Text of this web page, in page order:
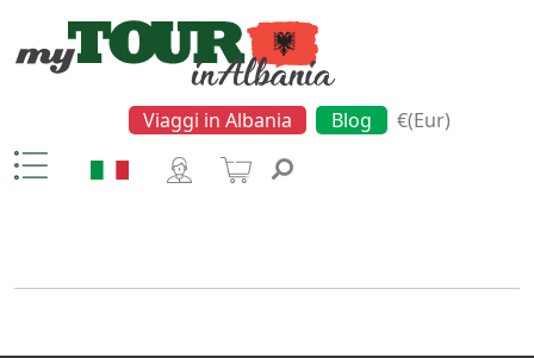
Viaggi in Albania Blog €(Eur)